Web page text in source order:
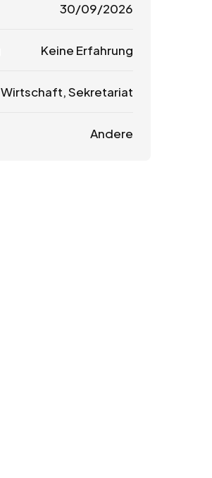
30/09/2026
Keine Erfahrung
Wirtschaft, Sekretariat
Andere